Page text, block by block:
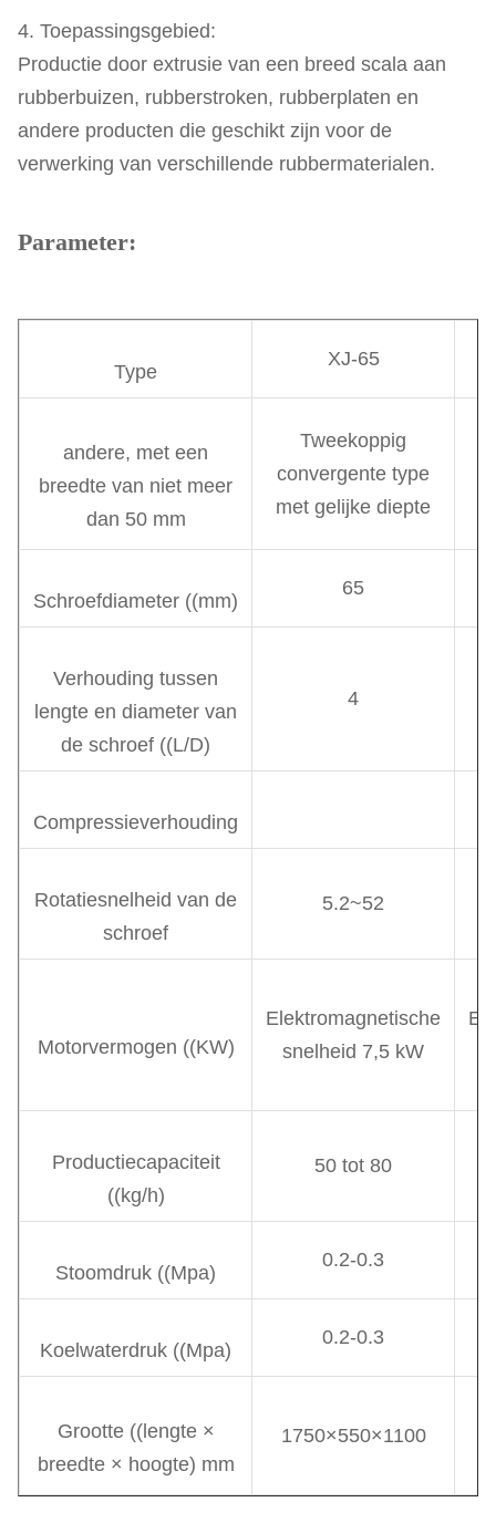
4. Toepassingsgebied:
Productie door extrusie van een breed scala aan
rubberbuizen, rubberstroken, rubberplaten en
andere producten die geschikt zijn voor de
verwerking van verschillende rubbermaterialen.
Parameter:
Type
XJ-65
andere, met een
breedte van niet meer
dan 50 mm
Tweekoppig
convergente type
met gelijke diepte
Schroefdiameter ((mm)
65
Verhouding tussen
lengte en diameter van
de schroef ((L/D)
4
Compressieverhouding
Rotatiesnelheid van de
schroef
5.2~52
Motorvermogen ((KW)
Elektromagnetische
snelheid 7,5 kW
Productiecapaciteit
((kg/h)
50 tot 80
Stoomdruk ((Mpa)
0.2-0.3
Koelwaterdruk ((Mpa)
0.2-0.3
Grootte ((lengte ×
breedte × hoogte) mm
1750×550×1100